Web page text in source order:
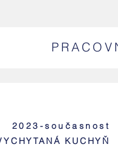
2023-současnost
KUCHYŇ